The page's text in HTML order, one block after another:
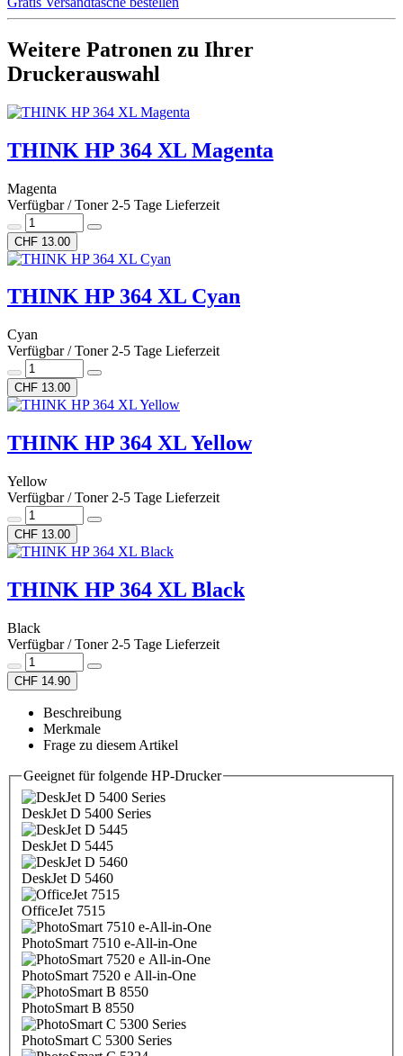
Weitere Patronen zu Ihrer
Druckerauswahl
THINK HP 364 XL Magenta
Magenta
Verfügbar / Toner 2-5 Tage Lieferzeit
CHF 13.00
THINK HP 364 XL Cyan
Cyan
Verfügbar / Toner 2-5 Tage Lieferzeit
CHF 13.00
THINK HP 364 XL Yellow
Yellow
Verfügbar / Toner 2-5 Tage Lieferzeit
CHF 13.00
THINK HP 364 XL Black
Black
Verfügbar / Toner 2-5 Tage Lieferzeit
CHF 14.90
Beschreibung
Merkmale
Frage zu diesem Artikel
Geeignet für folgende HP-Drucker
DeskJet D 5400 Series
DeskJet D 5445
DeskJet D 5460
OfficeJet 7515
PhotoSmart 7510 e-All-in-One
PhotoSmart 7520 e All-in-One
PhotoSmart B 8550
PhotoSmart C 5300 Series